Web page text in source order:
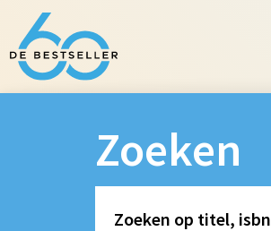
Zoeken
Zoeken op titel,